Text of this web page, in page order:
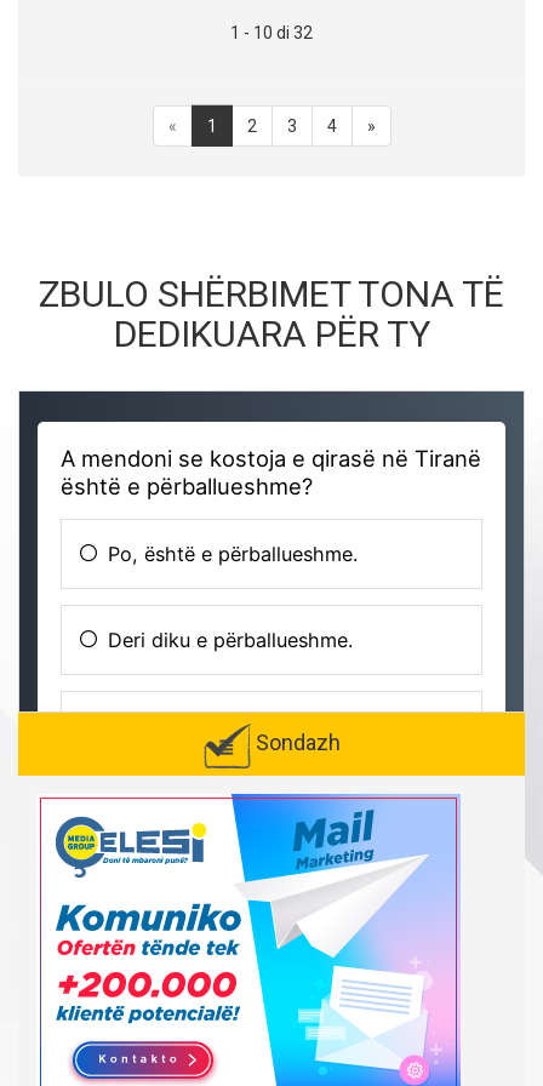
1 - 10 di 32
« 1 2 3 4 »
ZBULO SHËRBIMET TONA TË
DEDIKUARA PËR TY
Sondazh